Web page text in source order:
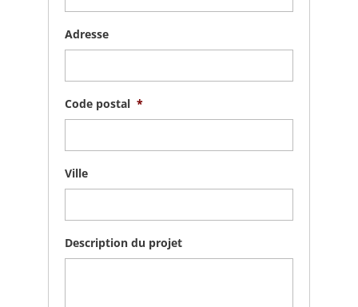
Adresse
Code postal *
Ville
Description du projet